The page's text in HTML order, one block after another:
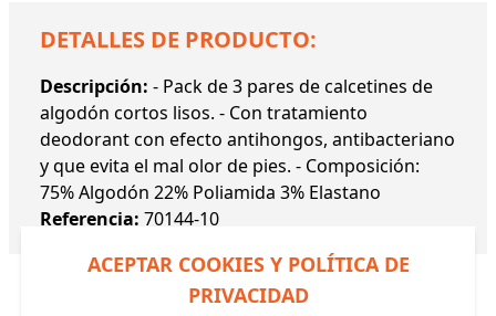
DETALLES DE PRODUCTO:
Descripción: - Pack de 3 pares de calcetines de
algodón cortos lisos. - Con tratamiento
deodorant con efecto antihongos, antibacteriano
y que evita el mal olor de pies. - Composición:
75% Algodón 22% Poliamida 3% Elastano
Referencia: 70144-10
ACEPTAR COOKIES Y POLÍTICA DE
PRIVACIDAD